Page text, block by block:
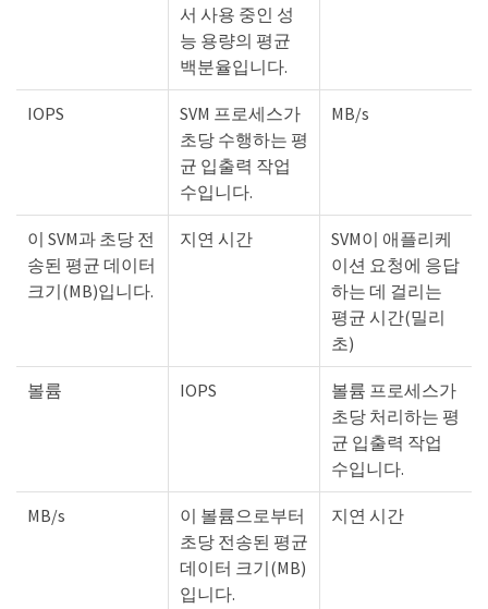
서 사용 중인 성
능 용량의 평균
백분율입니다.
IOPS
SVM 프로세스가
초당 수행하는 평
균 입출력 작업
수입니다.
MB/s
이 SVM과 초당 전
송된 평균 데이터
크기(MB)입니다.
지연 시간
SVM이 애플리케
이션 요청에 응답
하는 데 걸리는
평균 시간(밀리
초)
볼륨 IOPS
볼륨 프로세스가
초당 처리하는 평
균 입출력 작업
수입니다.
MB/s
이 볼륨으로부터
초당 전송된 평균
데이터 크기(MB)
입니다.
지연 시간